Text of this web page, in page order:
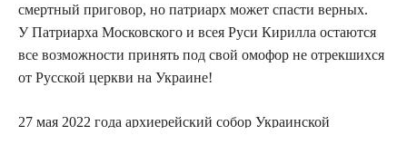
смертный приговор, но патриарх может спасти верных.
У Патриарха Московского и всея Руси Кирилла остаются
все возможности принять под свой омофор не отрекшихся
от Русской церкви на Украине!
27 мая 2022 года архиерейский собор Украинской